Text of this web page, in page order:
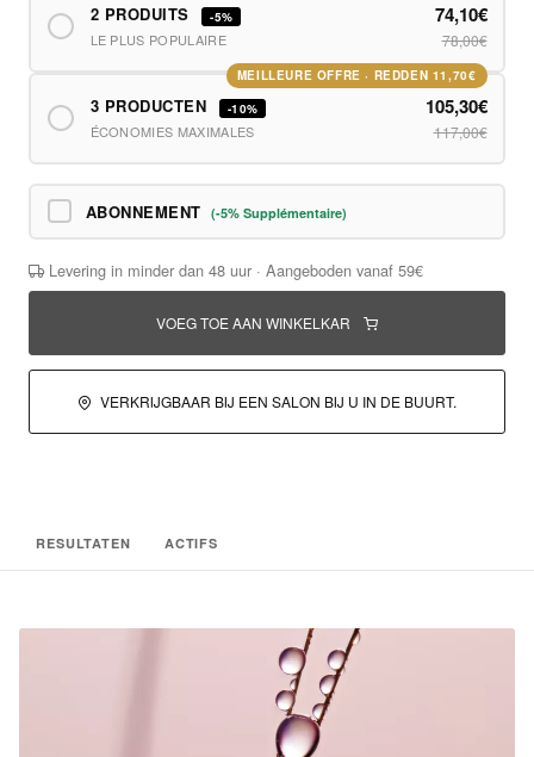
2 PRODUITS -5%
LE PLUS POPULAIRE
74,10€
78,00€
MEILLEURE OFFRE · REDDEN 11,70€
3 PRODUCTEN -10%
ÉCONOMIES MAXIMALES
105,30€
117,00€
ABONNEMENT (-5% Supplémentaire)
Levering in minder dan 48 uur · Aangeboden vanaf 59€
VOEG TOE AAN WINKELKAR
VERKRIJGBAAR BIJ EEN SALON BIJ U IN DE BUURT.
RESULTATEN ACTIFS